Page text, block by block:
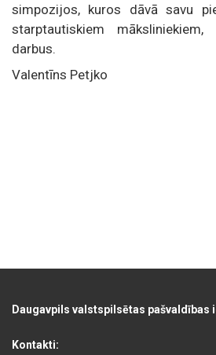
simpozijos, kuros dāvā savu
starptautiskiem
darbus.
Valentīns Petjko
Daugavpils valstspilsētas pašvaldības
Kontakti: